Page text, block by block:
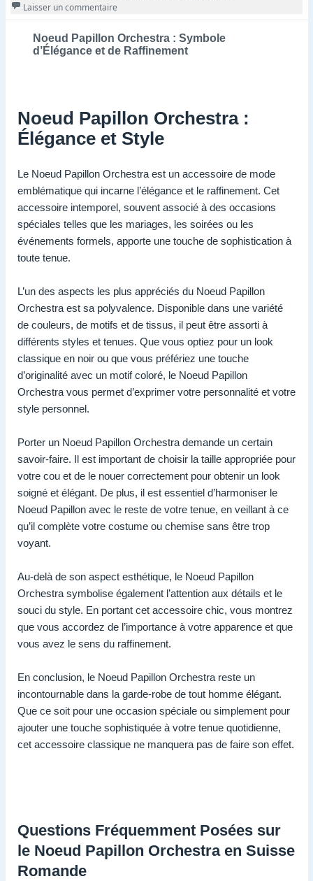
Laisser un commentaire
Noeud Papillon Orchestra : Symbole
d’Élégance et de Raffinement
Noeud Papillon Orchestra :
Élégance et Style
Le Noeud Papillon Orchestra est un accessoire de mode
emblématique qui incarne l’élégance et le raffinement. Cet
accessoire intemporel, souvent associé à des occasions
spéciales telles que les mariages, les soirées ou les
événements formels, apporte une touche de sophistication à
toute tenue.
L’un des aspects les plus appréciés du Noeud Papillon
Orchestra est sa polyvalence. Disponible dans une variété
de couleurs, de motifs et de tissus, il peut être assorti à
différents styles et tenues. Que vous optiez pour un look
classique en noir ou que vous préfériez une touche
d’originalité avec un motif coloré, le Noeud Papillon
Orchestra vous permet d’exprimer votre personnalité et votre
style personnel.
Porter un Noeud Papillon Orchestra demande un certain
savoir-faire. Il est important de choisir la taille appropriée pour
votre cou et de le nouer correctement pour obtenir un look
soigné et élégant. De plus, il est essentiel d’harmoniser le
Noeud Papillon avec le reste de votre tenue, en veillant à ce
qu’il complète votre costume ou chemise sans être trop
voyant.
Au-delà de son aspect esthétique, le Noeud Papillon
Orchestra symbolise également l’attention aux détails et le
souci du style. En portant cet accessoire chic, vous montrez
que vous accordez de l’importance à votre apparence et que
vous avez le sens du raffinement.
En conclusion, le Noeud Papillon Orchestra reste un
incontournable dans la garde-robe de tout homme élégant.
Que ce soit pour une occasion spéciale ou simplement pour
ajouter une touche sophistiquée à votre tenue quotidienne,
cet accessoire classique ne manquera pas de faire son effet.
Questions Fréquemment Posées sur
le Noeud Papillon Orchestra en Suisse
Romande